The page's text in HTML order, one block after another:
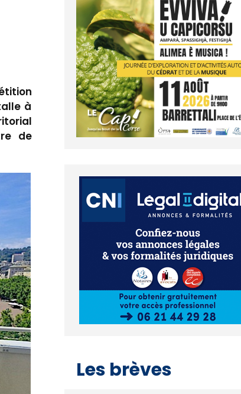
à
de
Les brèves